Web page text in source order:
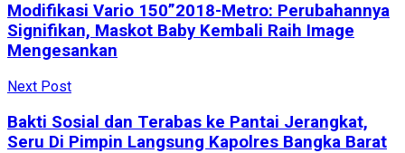
Modifikasi Vario 150”2018-Metro: Perubahannya
Signifikan, Maskot Baby Kembali Raih Image
Mengesankan
Next Post
Bakti Sosial dan Terabas ke Pantai Jerangkat,
Seru Di Pimpin Langsung Kapolres Bangka Barat